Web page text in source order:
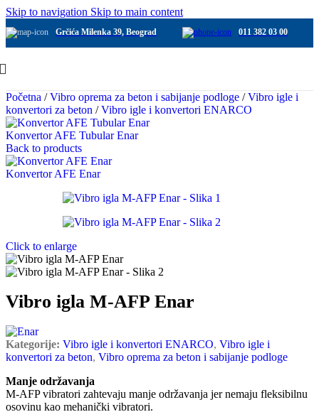
Skip to navigation Skip to main content
Grčića Milenka 39, Beograd 011 382 03 00
Početna / Vibro oprema za beton i sabijanje podloge / Vibro igle i
konvertori za beton / Vibro igle i konvertori ENARCO
Konvertor AFE Tubular Enar
Back to products
Konvertor AFE Enar
Click to enlarge
Vibro igla M-AFP Enar
Kategorije: Vibro igle i konvertori ENARCO, Vibro igle i
konvertori za beton, Vibro oprema za beton i sabijanje podloge
Manje održavanja
M-AFP vibratori zahtevaju manje održavanja jer nemaju fleksibilnu
osovinu kao mehanički vibratori.